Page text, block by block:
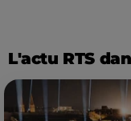
L'actu RTS